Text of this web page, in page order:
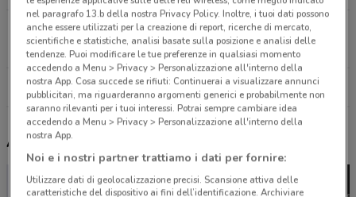
Piazza Caduti Sul Lavoro, 4 Jesi
1.7 km
Tutti i negozi Giocheria
Altri volantini nelle vicinanze
nel paragrafo 13.b della nostra Privacy Policy. Inoltre, i tuoi dati possono
anche essere utilizzati per la creazione di report, ricerche di mercato,
scientifiche e statistiche, analisi basate sulla posizione e analisi delle
tendenze. Puoi modificare le tue preferenze in qualsiasi momento
accedendo a Menu > Privacy > Personalizzazione all'interno della
nostra App. Cosa succede se rifiuti: Continuerai a visualizzare annunci
pubblicitari, ma riguarderanno argomenti generici e probabilmente non
saranno rilevanti per i tuoi interessi. Potrai sempre cambiare idea
accedendo a Menu > Privacy > Personalizzazione all'interno della
nostra App.
Noi e i nostri partner trattiamo i dati per fornire:
Utilizzare dati di geolocalizzazione precisi. Scansione attiva delle
caratteristiche del dispositivo ai fini dell’identificazione. Archiviare